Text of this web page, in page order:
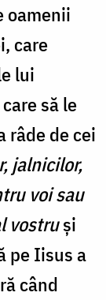
oamenii
care
lui
să le
râde de cei
jalnicilor,
voi sau
vostruși
pe Iisus a
când